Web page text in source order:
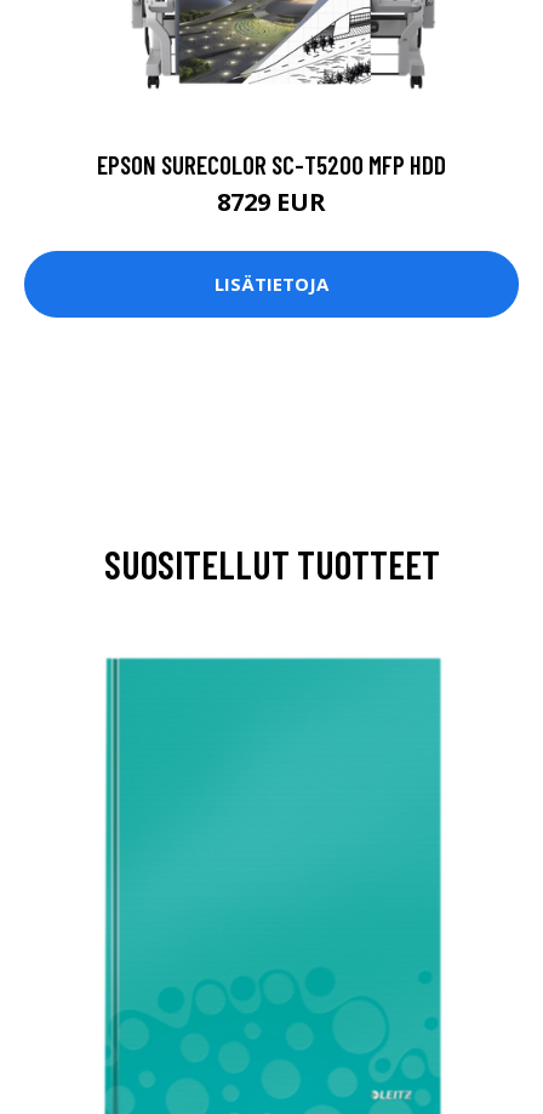
EPSON SURECOLOR SC-T5200 MFP HDD
8729 EUR
LISÄTIETOJA
SUOSITELLUT TUOTTEET